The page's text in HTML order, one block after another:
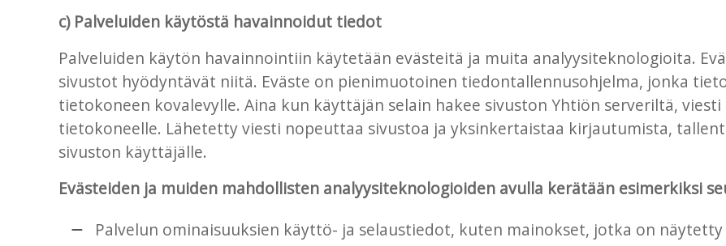
c) Palveluiden käytöstä havainnoidut tiedot
Palveluiden käytön havainnointiin käytetään evästeitä ja muita analyysiteknologioita.
sivustot hyödyntävät niitä. Eväste on pienimuotoinen tiedontallennusohjelma, jonka
tietokoneen kovalevylle. Aina kun käyttäjän selain hakee sivuston Yhtiön serveriltä,
tietokoneelle. Lähetetty viesti nopeuttaa sivustoa ja yksinkertaistaa kirjautumista,
sivuston käyttäjälle.
Evästeiden ja muiden mahdollisten analyysiteknologioiden avulla kerätään esimerkiksi
Palvelun ominaisuuksien käyttö- ja selaustiedot, kuten mainokset, jotka on